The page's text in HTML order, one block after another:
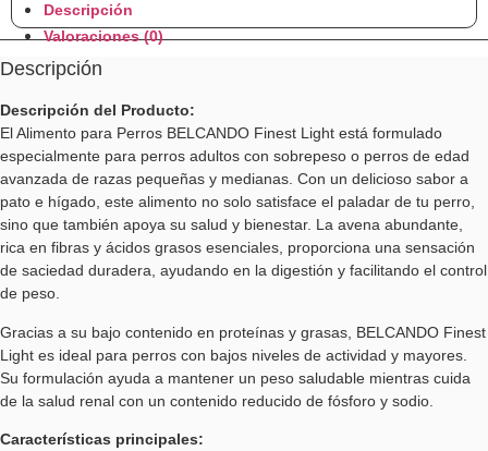
Descripción
Valoraciones (0)
Descripción
Descripción del Producto:
El Alimento para Perros BELCANDO Finest Light está formulado
especialmente para perros adultos con sobrepeso o perros de edad
avanzada de razas pequeñas y medianas. Con un delicioso sabor a
pato e hígado, este alimento no solo satisface el paladar de tu perro,
sino que también apoya su salud y bienestar. La avena abundante,
rica en fibras y ácidos grasos esenciales, proporciona una sensación
de saciedad duradera, ayudando en la digestión y facilitando el control
de peso.
Gracias a su bajo contenido en proteínas y grasas, BELCANDO Finest
Light es ideal para perros con bajos niveles de actividad y mayores.
Su formulación ayuda a mantener un peso saludable mientras cuida
de la salud renal con un contenido reducido de fósforo y sodio.
Características principales: